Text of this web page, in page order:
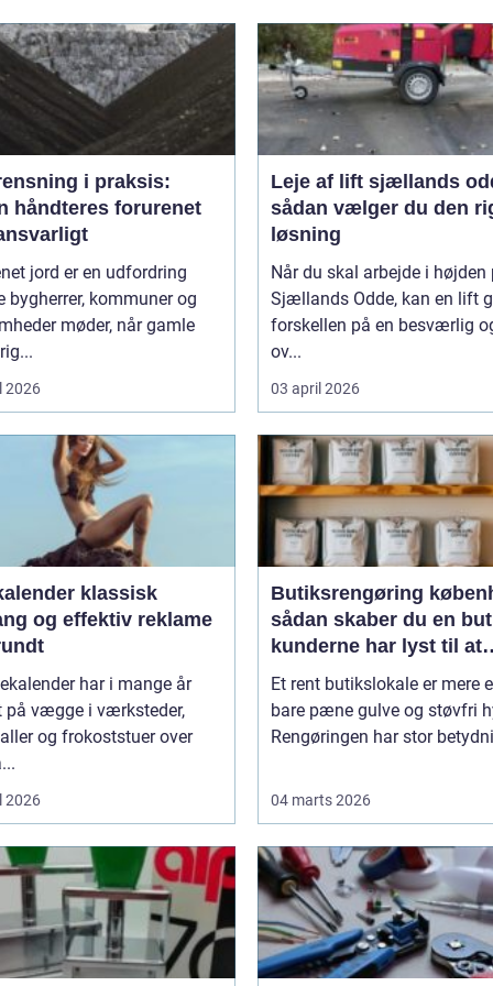
i praksis:
håndteres forurenet
jord er en udfordring
bygherrer, kommuner og
møder, når gamle
2026
Leje af lift sjællands
sådan vælger du den
løsning
Når du skal arbejde i højden
Sjællands Odde, kan en lift
forskellen på en besværlig
ov...
03 april 2026
klassisk
og effektiv reklame
har i mange år
vægge i værksteder,
og frokoststuer over
2026
Butiksrengøring
sådan skaber du en
kunderne har lyst til at
komme tilbage til
Et rent butikslokale er mere
bare pæne gulve og støvfri
Rengøringen har stor
04 marts 2026